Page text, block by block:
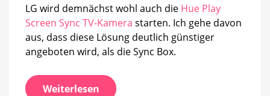
LG wird demnächst wohl auch die Hue Play
Screen Sync TV-Kamera starten. Ich gehe davon
aus, dass diese Lösung deutlich günstiger
angeboten wird, als die Sync Box.
Weiterlesen